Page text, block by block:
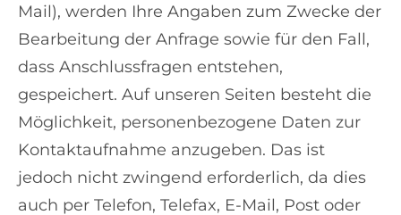
Mail), werden Ihre Angaben zum Zwecke der
Bearbeitung der Anfrage sowie für den Fall,
dass Anschlussfragen entstehen,
gespeichert. Auf unseren Seiten besteht die
Möglichkeit, personenbezogene Daten zur
Kontaktaufnahme anzugeben. Das ist
jedoch nicht zwingend erforderlich, da dies
auch per Telefon, Telefax, E-Mail, Post oder